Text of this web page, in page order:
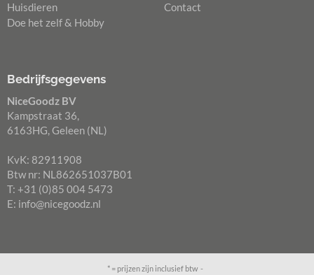
Huisdieren
Doe het zelf & Hobby
Contact
Bedrijfsgegevens
NiceGoodz BV
Kampstraat 36,
6163HG, Geleen (NL)
KvK: 82911908
Btw nr: NL862651037B01
T: +31 (0)85 004 5473
E: info@nicegoodz.nl
* = prijzen zijn inclusief btw -